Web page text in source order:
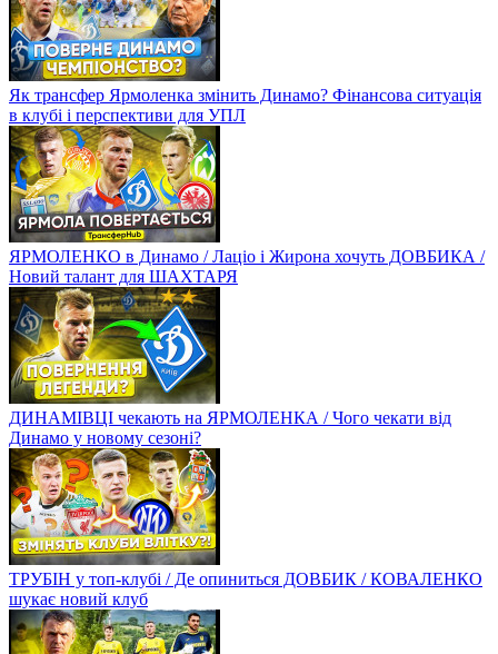
Як трансфер Ярмоленка змінить Динамо? Фінансова ситуація
в клубі і перспективи для УПЛ
ЯРМОЛЕНКО в Динамо / Лаціо і Жирона хочуть ДОВБИКА /
Новий талант для ШАХТАРЯ
ДИНАМІВЦІ чекають на ЯРМОЛЕНКА / Чого чекати від
Динамо у новому сезоні?
ТРУБІН у топ-клубі / Де опиниться ДОВБИК / КОВАЛЕНКО
шукає новий клуб